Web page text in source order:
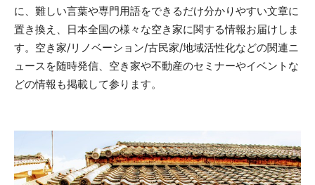
に、難しい言葉や専門用語をできるだけ分かりやすい文章に
置き換え、日本全国の様々な空き家に関する情報お届けしま
す。空き家/リノベーション/古民家/地域活性化などの関連ニ
ュースを随時発信、空き家や不動産のセミナーやイベントな
どの情報も掲載して参ります。